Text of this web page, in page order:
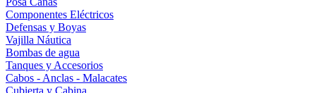
Componentes Eléctricos
Defensas y Boyas
Vajilla Náutica
Bombas de agua
Tanques y Accesorios
Cabos - Anclas - Malacates
Cubierta y Cabina